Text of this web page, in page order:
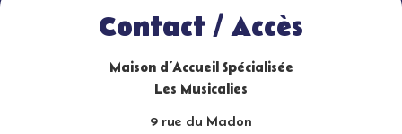
Contact / Accès
Maison d’Accueil Spécialisée
Les Musicalies
9 rue du Madon